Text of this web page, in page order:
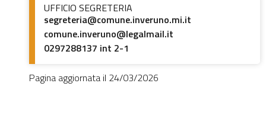
UFFICIO SEGRETERIA
segreteria@comune.inveruno.mi.it
comune.inveruno@legalmail.it
0297288137 int 2-1
Pagina aggiornata il 24/03/2026